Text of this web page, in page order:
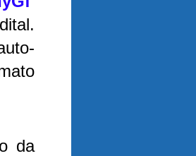
da